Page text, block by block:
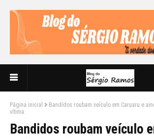
Página inicial
Bandidos roubam veículo em Caruaru e
vítima.
Bandidos roubam veículo